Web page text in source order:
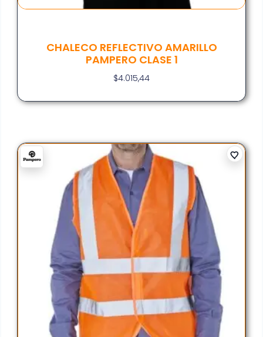
CHALECO REFLECTIVO AMARILLO
PAMPERO CLASE 1
$4.015,44